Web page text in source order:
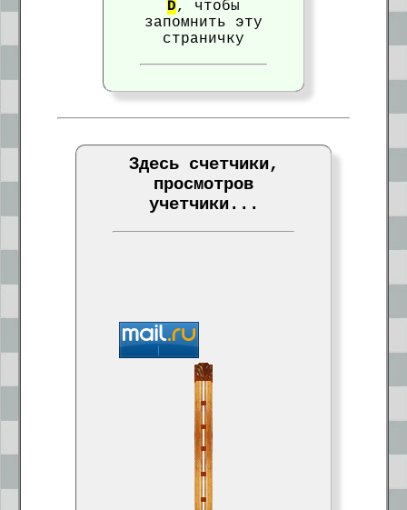
D, чтобы
запомнить эту
страничку
Здесь счетчики,
просмотров
учетчики...